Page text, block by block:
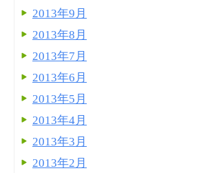
2013年9月
2013年8月
2013年7月
2013年6月
2013年5月
2013年4月
2013年3月
2013年2月